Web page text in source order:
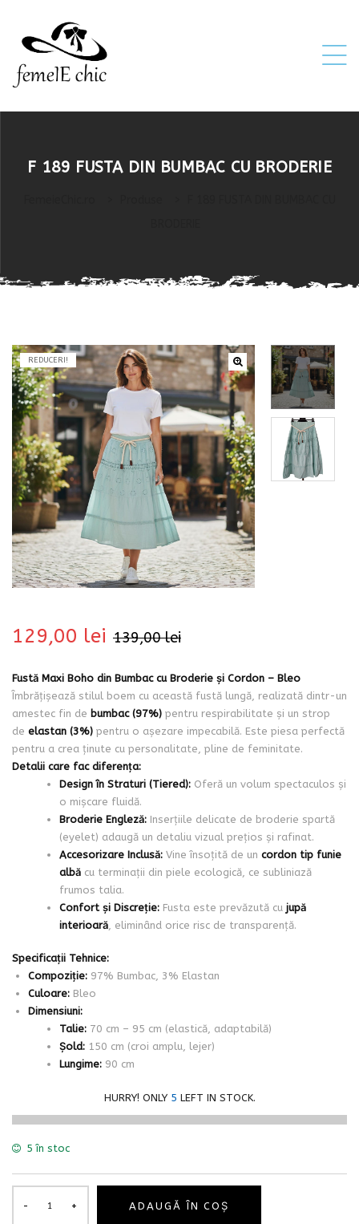
F 189 FUSTA DIN BUMBAC CU BRODERIE
REDUCERI!
139,00lei
129,00 lei
Fustă Maxi Boho din Bumbac cu Broderie și Cordon – Bleo
Îmbrățișează stilul boem cu această fustă lungă, realizată dintr-un
amestec fin de bumbac (97%) pentru respirabilitate și un strop
de elastan (3%) pentru o așezare impecabilă. Este piesa perfectă
pentru a crea ținute cu personalitate, pline de feminitate.
Detalii care fac diferența:
Design în Straturi (Tiered):Oferă un volum spectaculos și
o mișcare fluidă.
Broderie Engleză:Inserțiile delicate de broderie spartă
(eyelet) adaugă un detaliu vizual prețios și rafinat.
Accesorizare Inclusă:Vine însoțită de un cordon tip funie
albăcu terminații din piele ecologică, ce subliniază
frumos talia.
Confort și Discreție:Fusta este prevăzută cu jupă
interioară, eliminând orice risc de transparență.
Specificații Tehnice:
Compoziție:97% Bumbac, 3% Elastan
Culoare:Bleo
Dimensiuni:
Talie:70 cm – 95 cm (elastică, adaptabilă)
Șold:150 cm (croi amplu, lejer)
Lungime:90 cm
HURRY! ONLY 5 LEFT IN STOCK.
5 în stoc
ADAUGĂ ÎN COȘ
6XL)